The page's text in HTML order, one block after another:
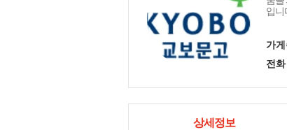
입니
가
전
상세정보